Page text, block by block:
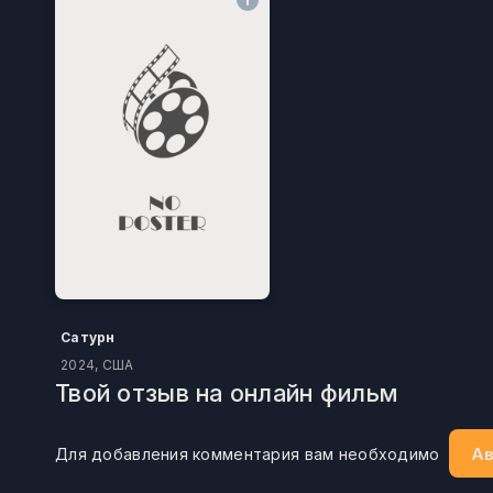
Сатурн
2024, США
Твой отзыв на онлайн фильм
Для добавления комментария вам необходимо